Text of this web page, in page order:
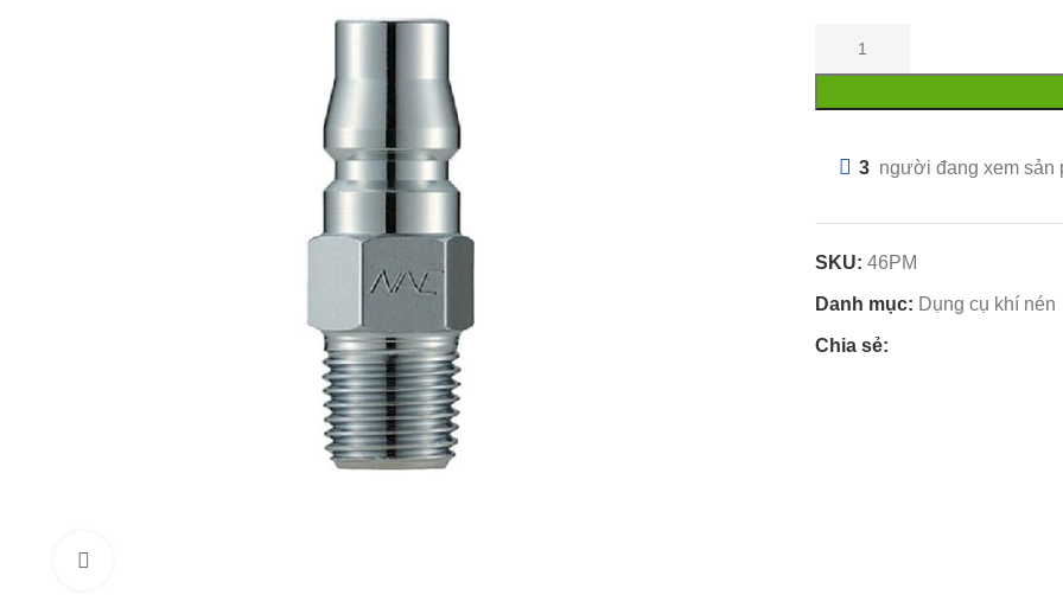
3 người đang xem sản
SKU: 46PM
Danh mục: Dụng cụ khí nén
Chia sẻ: